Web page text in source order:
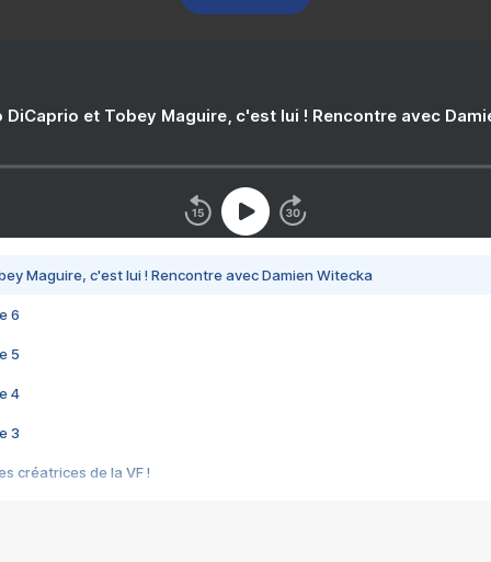
DiCaprio et Tobey Maguire, c'est lui ! Rencontre avec
Maguire, c'est lui ! Rencontre avec Damien Witecka
6
5
4
3
créatrices de la VF !